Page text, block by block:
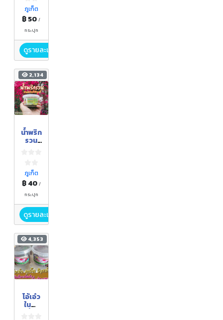
เคย)
ภูเก็ต
฿ 50/
กระปุก
ดูรายละเอียด
2,134
น้ำพริก
รวน
ส้ม
ควาย)
ขนาด
บรรจุ
100
กรัม
ภูเก็ต
฿ 40 /
กระปุก
ดูรายละเอียด
4,353
โอ้เอ๋ว
ในน้ำ